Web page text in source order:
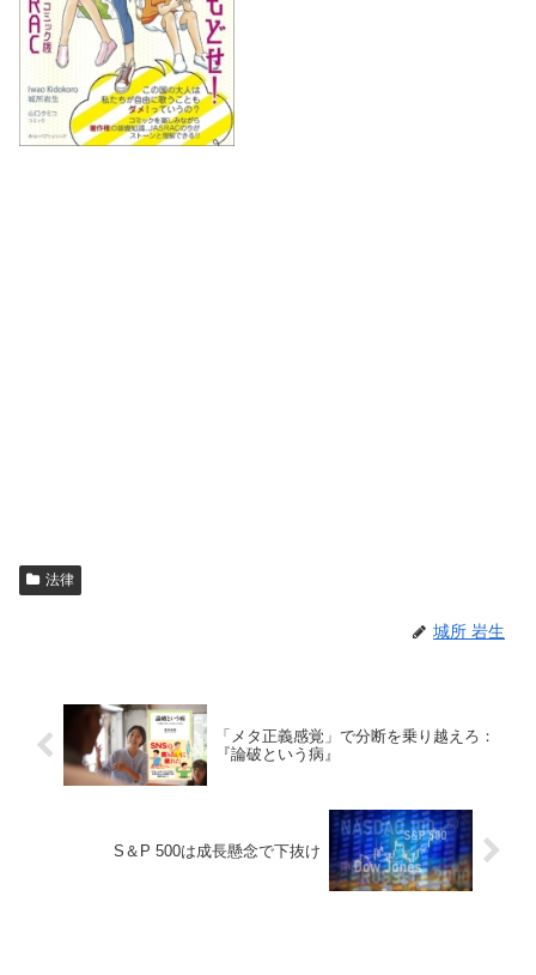
法律
城所 岩生
「メタ正義感覚」で分断を乗り越えろ：
『論破という病』
S＆P 500は成長懸念で下抜け